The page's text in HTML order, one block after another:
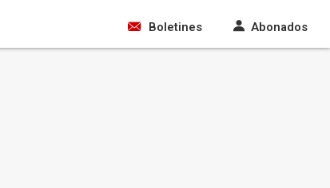
Boletines Abonados